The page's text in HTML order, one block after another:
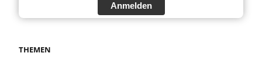
Anmelden
THEMEN